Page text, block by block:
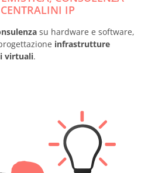
IP
su hardware e software,
infrastrutture
virtuali.